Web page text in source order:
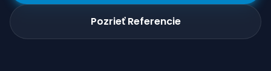
Pozrieť Referencie